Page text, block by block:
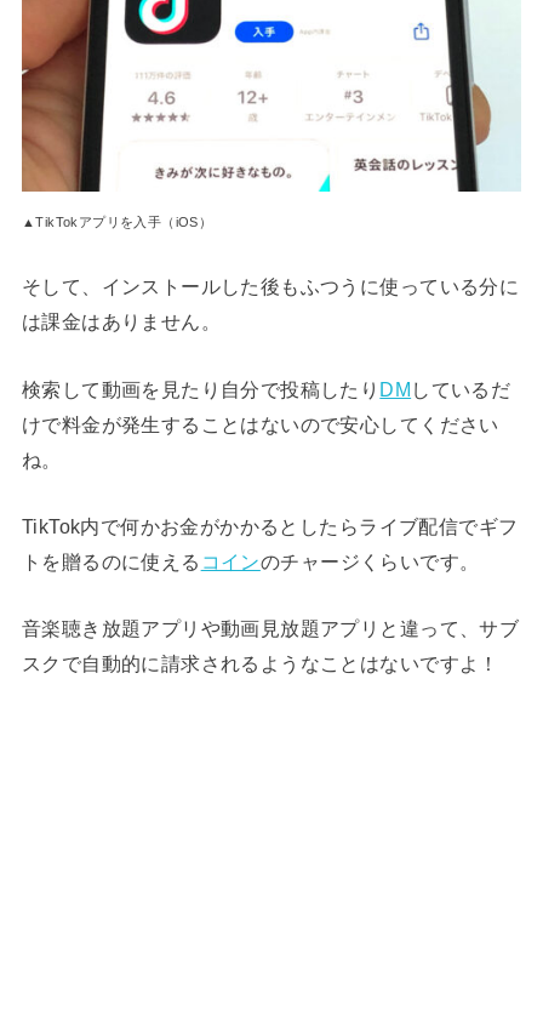
▲TikTokアプリを入手（iOS）
そして、インストールした後もふつうに使っている分に
は課金はありません。
検索して動画を見たり自分で投稿したり DM しているだ
けで料金が発生することはないので安心してください
ね。
TikTok内で何かお金がかかるとしたらライブ配信でギフ
トを贈るのに使える コインのチャージくらいです。
音楽聴き放題アプリや動画見放題アプリと違って、サブ
スクで自動的に請求されるようなことはないですよ！